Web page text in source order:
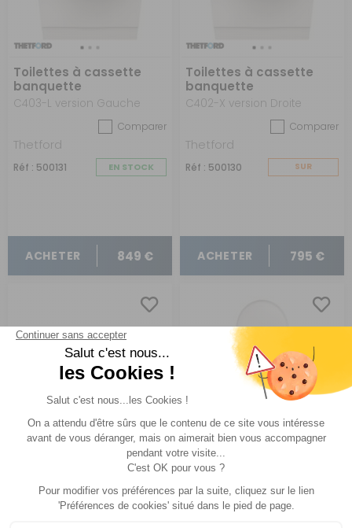
Toilettes à cassette
banquette
C403-L version Gauche
Comparer
Thetford
Réf : 500131 EN STOCK
ACHETER 849 €
Toilettes à cassette
banquette
C402-X version Droite
Comparer
Thetford
Réf : 500130
SUR
ACHETER 795 €
Toilettes à cassette
C402-X version Gauche
Comparer
Toilettes à cassette
banquette
C403-L version Droite
Comparer